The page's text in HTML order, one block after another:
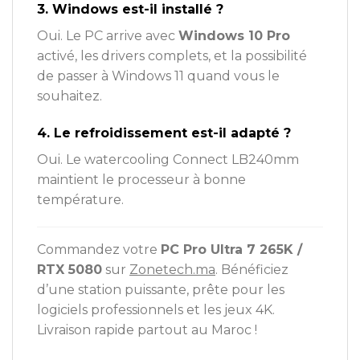
3. Windows est-il installé ?
Oui. Le PC arrive avec Windows 10 Pro
activé, les drivers complets, et la possibilité
de passer à Windows 11 quand vous le
souhaitez.
4. Le refroidissement est-il adapté ?
Oui. Le watercooling Connect LB240mm
maintient le processeur à bonne
température.
Commandez votre PC Pro Ultra 7 265K /
RTX 5080 sur Zonetech.ma. Bénéficiez
d’une station puissante, prête pour les
logiciels professionnels et les jeux 4K.
Livraison rapide partout au Maroc !